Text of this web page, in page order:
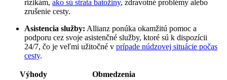
rizikám, ako sú strata batožiny, zdravotné problémy alebo
zrušenie cesty.
Asistencia služby: Allianz ponúka okamžitú pomoc a
podporu cez svoje asistenčné služby, ktoré sú k dispozícii
24/7, čo je veľmi užitočné v prípade núdzovej situácie počas
cesty.
Výhody
Obmedzenia